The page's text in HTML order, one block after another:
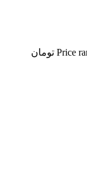
Price range: 449.000 تومان